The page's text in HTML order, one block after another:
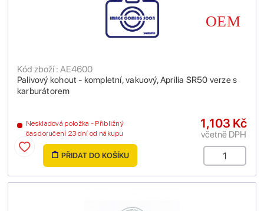
Palivový kohout - kompletní, vakuový, Aprilia SR50 verze s
karburátorem
Kód zboží : AE4600
Neskladová položka - Přibližný
čas doručení 23 dní od nákupu
1,103 Kč
včetně DPH
PŘIDAT DO KOŠÍKU